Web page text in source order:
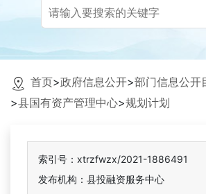
首页>政府信息公开>部门信息公开
>县国有资产管理中心>规划计划
索引号：xtrzfwzx/2021-1886491
发布机构：县投融资服务中心